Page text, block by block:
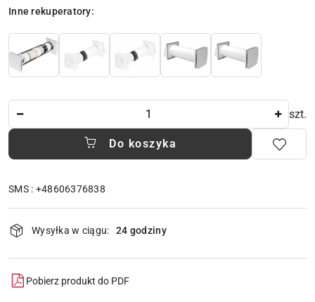
Wariant
Inne rekuperatory:
szt.
Do koszyka
SMS : +48606376838
i
dostawa
Wysyłka w ciągu: 24 godziny
Pobierz produkt do PDF